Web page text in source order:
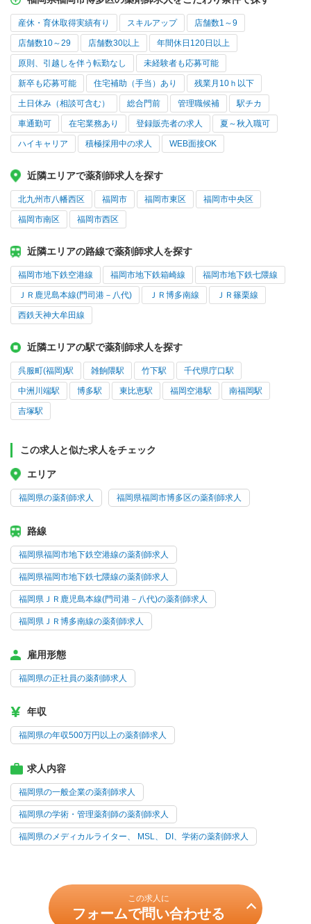
産休・育休取得実績有り スキルアップ 店舗数1～9
店舗数10～29 店舗数30以上 年間休日120日以上
原則、引越しを伴う転勤なし 未経験者も応募可能
新卒も応募可能 住宅補助（手当）あり 残業月10ｈ以下
土日休み（相談可含む） 総合門前 管理職候補 駅チカ
車通勤可 在宅業務あり 登録販売者の求人 夏～秋入職可
ハイキャリア 積極採用中の求人 WEB面接OK
近隣エリアで薬剤師求人を探す
北九州市八幡西区 福岡市 福岡市東区 福岡市中央区
福岡市南区 福岡市西区
近隣エリアの路線で薬剤師求人を探す
福岡市地下鉄空港線 福岡市地下鉄箱崎線 福岡市地下鉄七隈線
ＪＲ鹿児島本線(門司港－八代) ＪＲ博多南線 ＪＲ篠栗線
西鉄天神大牟田線
近隣エリアの駅で薬剤師求人を探す
呉服町(福岡)駅 雑餉隈駅 竹下駅 千代県庁口駅
中洲川端駅 博多駅 東比恵駅 福岡空港駅 南福岡駅
吉塚駅
この求人と似た求人をチェック
エリア
福岡県の薬剤師求人 福岡県福岡市博多区の薬剤師求人
路線
福岡県福岡市地下鉄空港線の薬剤師求人
福岡県福岡市地下鉄七隈線の薬剤師求人
福岡県ＪＲ鹿児島本線(門司港－八代)の薬剤師求人
福岡県ＪＲ博多南線の薬剤師求人
雇用形態
福岡県の正社員の薬剤師求人
年収
福岡県の年収500万円以上の薬剤師求人
求人内容
福岡県の一般企業の薬剤師求人
福岡県の学術・管理薬剤師の薬剤師求人
福岡県のメディカルライター、 MSL、 DI、学術の薬剤師求人
この求人に
フォームで問い合わせる